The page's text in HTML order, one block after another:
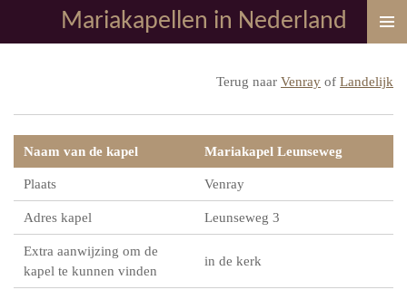
direct
Mariakapellen in Nederland
Terug naar Venray of Landelijk
Naam van de kapel Mariakapel Leunseweg
Plaats Venray
Adres kapel Leunseweg 3
Extra aanwijzing om de
kapel te kunnen vinden
in de kerk